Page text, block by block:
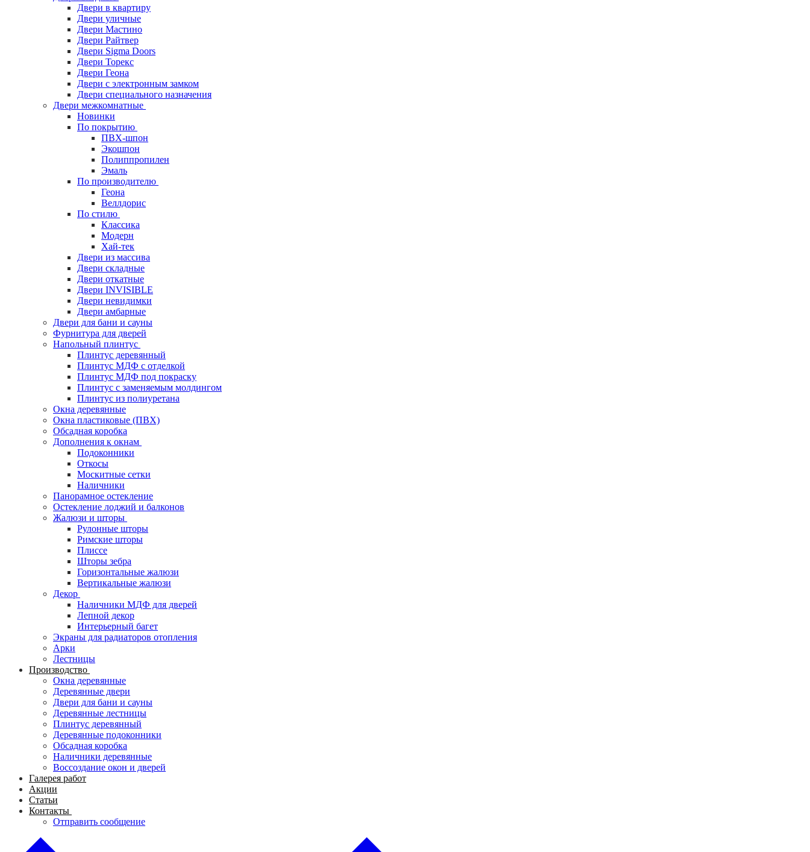
Двери в квартиру
Двери уличные
Двери Мастино
Двери Райтвер
Двери Sigma Doors
Двери Торекс
Двери Геона
Двери с электронным замком
Двери специального назначения
Двери межкомнатные
Новинки
По покрытию
ПВХ-шпон
Экошпон
Полиппропилен
Эмаль
По производителю
Геона
Веллдорис
По стилю
Классика
Модерн
Хай-тек
Двери из массива
Двери складные
Двери откатные
Двери INVISIBLE
Двери невидимки
Двери амбарные
Двери для бани и сауны
Фурнитура для дверей
Напольный плинтус
Плинтус деревянный
Плинтус МДФ с отделкой
Плинтус МДФ под покраску
Плинтус с заменяемым молдингом
Плинтус из полиуретана
Окна деревянные
Окна пластиковые (ПВХ)
Обсадная коробка
Дополнения к окнам
Подоконники
Откосы
Москитные сетки
Наличники
Панорамное остекление
Остекление лоджий и балконов
Жалюзи и шторы
Рулонные шторы
Римские шторы
Плиссе
Шторы зебра
Горизонтальные жалюзи
Вертикальные жалюзи
Декор
Наличники МДФ для дверей
Лепной декор
Интерьерный багет
Экраны для радиаторов отопления
Арки
Лестницы
Производство
Окна деревянные
Деревянные двери
Двери для бани и сауны
Деревянные лестницы
Плинтус деревянный
Деревянные подоконники
Обсадная коробка
Наличники деревянные
Воссоздание окон и дверей
Галерея работ
Акции
Статьи
Контакты
Отправить сообщение